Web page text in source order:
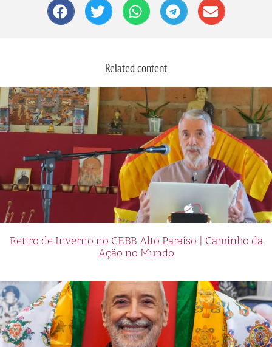
Related content
Retiro de Inverno no CEBB Alto Paraíso | Caminho da
Ação no Mundo